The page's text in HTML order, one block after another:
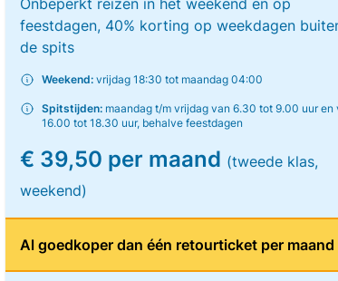
Onbeperkt reizen in het weekend en op
feestdagen, 40% korting op weekdagen
de spits
Weekend: vrijdag 18:30 tot maandag 04:00
Spitstijden: maandag t/m vrijdag van 6.30 tot 9.00 uur en
16.00 tot 18.30 uur, behalve feestdagen
€ 39,50 per maand (tweede klas,
weekend)
Al goedkoper dan één retourticket per maand